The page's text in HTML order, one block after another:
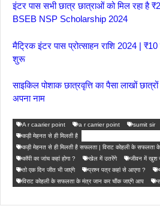
इंटर पास सभी छात्र छात्राओं को मिल रहा है
BSEB NSP Scholarship 2024
मैट्रिक इंटर पास प्रोत्साहन राशि 2024 |
शुरू
साइकिल पोशाक छात्रवृत्ति का पैसा लाखों
अपना नाम
A r caarier point a r carrier point sumit sir
कड़ी मेहनत से ही मिलती है
कड़ी मेहनत से ही मिलती है सफलता | विराट कोहली के सफलता
कॉपी का जांच कहां होगा ?
खेल में उतरेंगे
जीवन में खुश
तो एक दिन जीत भी जाएंगे
प्रश्न पत्र कहां से आएगा ?
विराट कोहली के सफलता के मंत्र जान कर चौंक जाएंगे आप